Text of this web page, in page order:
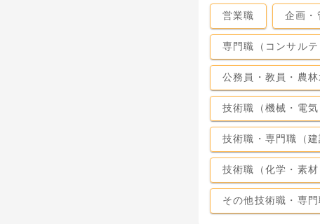
営業職 企画・
専門職（コンサル
公務員・教員・農
技術職（機械・電気
技術職・専門職（
技術職（化学・素
その他技術職・専門